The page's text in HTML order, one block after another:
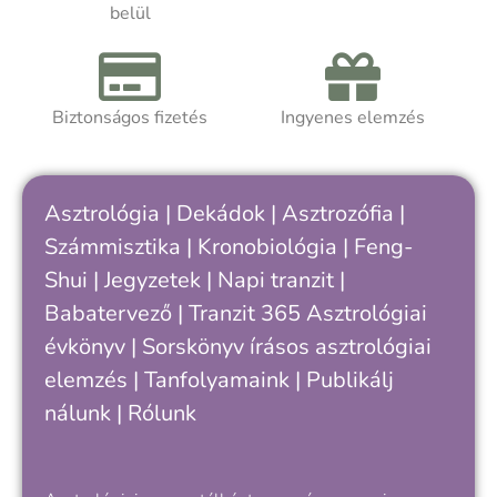
ciklusodban – és hogyan értheted meg
jobban önmagad, döntéseid és
kapcsolataid ritmusát.
belül
Biztonságos fizetés Ingyenes elemzés
Asztrológia | Dekádok | Asztrozófia |
Számmisztika | Kronobiológia | Feng-
Shui | Jegyzetek | Napi tranzit |
Babatervező | Tranzit 365 Asztrológiai
évkönyv | Sorskönyv írásos asztrológiai
elemzés | Tanfolyamaink | Publikálj
nálunk | Rólunk